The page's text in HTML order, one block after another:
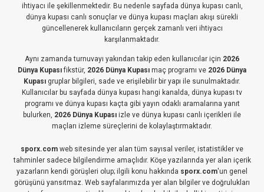
ihtiyacı ile şekillenmektedir. Bu nedenle sayfada dünya kupası canlı,
dünya kupası canlı sonuçlar ve dünya kupası maçları akışı sürekli
güncellenerek kullanıcıların gerçek zamanlı veri ihtiyacı
karşılanmaktadır.
Aynı zamanda turnuvayı yakından takip eden kullanıcılar için 2026
Dünya Kupasıfikstür, 2026 Dünya Kupası maç programı ve 2026 Dünya
Kupası gruplar bilgileri, sade ve erişilebilir bir yapı ile sunulmaktadır.
Kullanıcılar bu sayfada dünya kupası hangi kanalda, dünya kupası tv
programı ve dünya kupası kaçta gibi yayın odaklı aramalarına yanıt
bulurken, 2026 Dünya Kupası izle ve dünya kupası canlı içerikleri ile
maçları izleme süreçlerini de kolaylaştırmaktadır.
sporx.com web sitesinde yer alan tüm sayısal veriler, istatistikler ve
tahminler sadece bilgilendirme amaçlıdır. Köşe yazılarında yer alan içerik
yazarların kendi görüşleri olup; ilgili konu hakkında sporx.com'un genel
görüşünü yansıtmaz. Web sayfalarımızda yer alan bilgiler ve doğrulukları